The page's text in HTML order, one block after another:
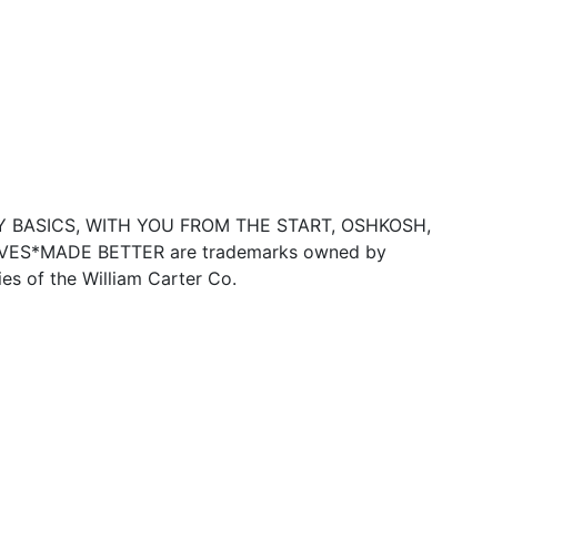
WITH YOU FROM THE START, OSHKOSH,
BETTER are trademarks owned by
of the William Carter Co.